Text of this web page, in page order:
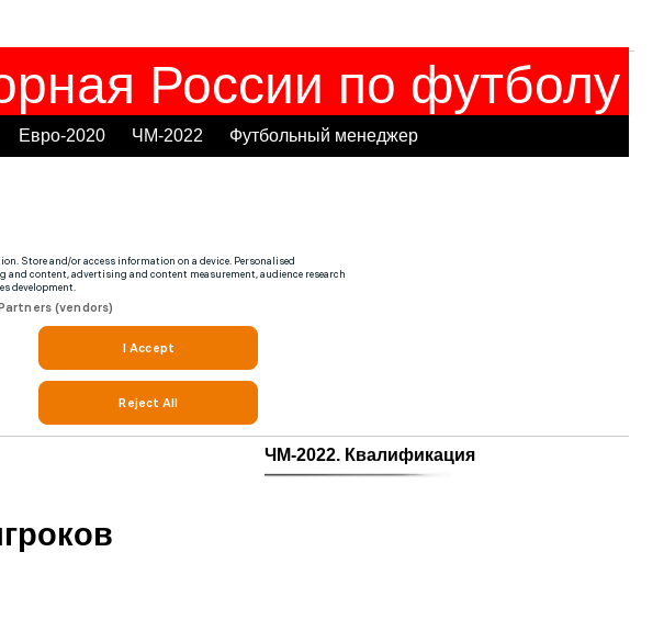
России по футболу
Евро-2020 ЧМ-2022 Футбольный менеджер
ЧМ-2022. Квалификация